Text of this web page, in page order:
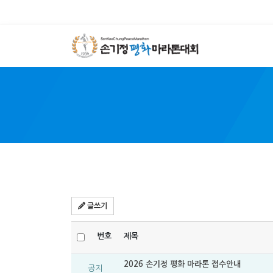
글쓰기
번호 제목
공지
2026 손기정 평화 마라톤 접수안내